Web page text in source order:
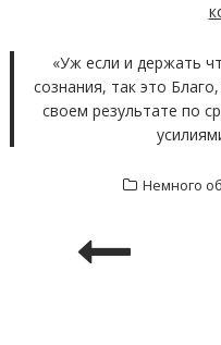
«Уж если и держать
сознания, так это
своем результате по
Немного
НАВИГАЦИЯ